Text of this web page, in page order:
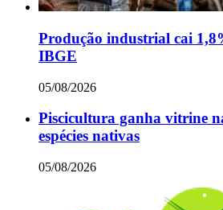
Produção industrial cai
IBGE
05/08/2026
Piscicultura ganha vitrine
espécies nativas
05/08/2026